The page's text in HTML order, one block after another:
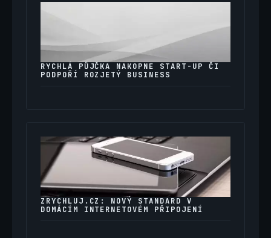
RYCHLÁ PŮJČKA NAKOPNE START-UP ČI
PODPOŘÍ ROZJETÝ BUSINESS
ZRYCHLUJ.CZ: NOVÝ STANDARD V
DOMÁCÍM INTERNETOVÉM PŘIPOJENÍ